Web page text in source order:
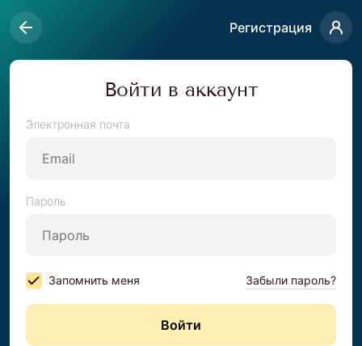
Регистрация
Войти в аккаунт
Электронная почта
Пароль
Запомнить меня Забыли пароль?
Войти